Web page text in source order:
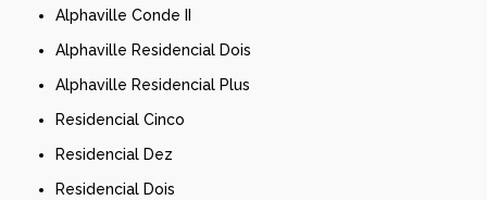
Alphaville Conde II
Alphaville Residencial Dois
Alphaville Residencial Plus
Residencial Cinco
Residencial Dez
Residencial Dois